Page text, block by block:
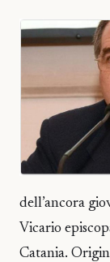
dell’ancora
Vicario
Catania.